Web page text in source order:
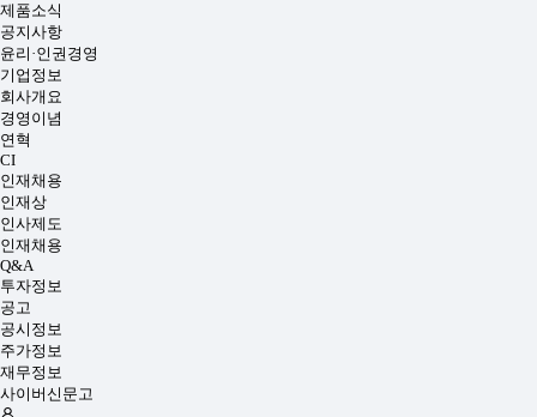
제품소식
공지사항
윤리·인권경영
기업정보
회사개요
경영이념
연혁
CI
인재채용
인재상
인사제도
인재채용
Q&A
투자정보
공고
공시정보
주가정보
재무정보
사이버신문고